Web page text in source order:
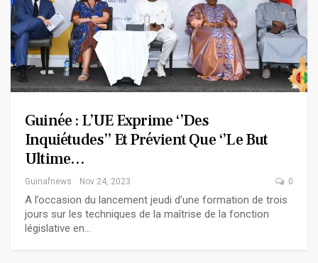
Guinée : L’UE Exprime ‘’des
Inquiétudes’’ Et Prévient Que ‘’le But
Ultime…
Guinafnews Nov 24, 2023 0
A l’occasion du lancement jeudi d’une formation de trois
jours sur les techniques de la maîtrise de la fonction
législative en…